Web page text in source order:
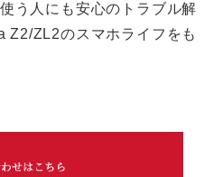
う人にも安心のトラブル解
Z2/ZL2のスマホライフをも